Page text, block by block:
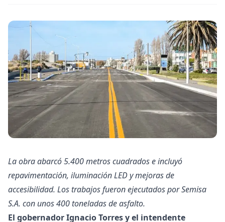
La obra abarcó 5.400 metros cuadrados e incluyó
repavimentación, iluminación LED y mejoras de
accesibilidad. Los trabajos fueron ejecutados por Semisa
S.A. con unos 400 toneladas de asfalto.
El gobernador Ignacio Torres y el intendente